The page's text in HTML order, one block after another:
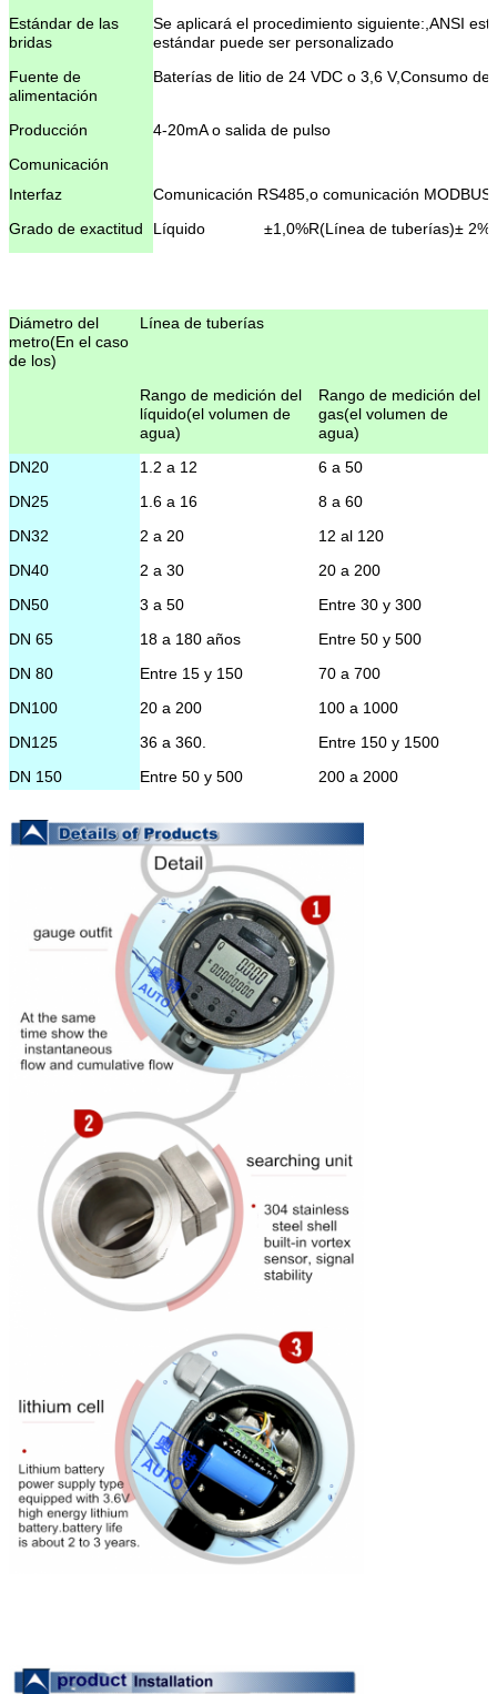
Estándar de las
bridas
Se aplicará el procedimiento siguiente: ANSI
estándar puede ser personalizado
Fuente de
alimentación
Baterías de litio de 24 VDC o 3,6 V,Consumo de
Producción
4-20mA o salida de pulso
Comunicación
Interfaz
Comunicación RS485 o comunicación
Grado de exactitud
Líquido ±1,0%R(Línea de tuberías)± 2%
Gas o vapor
Proporción de
Usando la condiciónTemperatura
media
T2(tipo de
temperatura
media)
-40°C~+280°C
temperatura)
presión
1.6MPa,2.5MPa,
Temperatura
-20°C ~ +60°C
atmosférica
El valor de las emisiones de
invernadero es el valor de las
Diámetro del
metro(En el caso
de los)
Línea de tuberías
Rango de medición del
líquido(el volumen de
agua)
Rango de medición del
gas(el volumen de
agua)
DN20
1.2 a 12
6 a 50
DN25
1.6 a 16
8 a 60
DN32
2 a 20
12 al 120
DN40
2 a 30
20 a 200
DN50
3 a 50
Entre 30 y 300
DN 65
18 a 180 años
Entre 50 y 500
DN 80
Entre 15 y 150
70 a 700
DN100
20 a 200
100 a 1000
DN125
36 a 360.
Entre 150 y 1500
DN 150
Entre 50 y 500
200 a 2000
DN 250
Entre 150 y 1500
600 a 6000
200 a 2000
Entre 300 y 3000
Entre 1500 y 15000
350 a 3500 años 1800 a 18000